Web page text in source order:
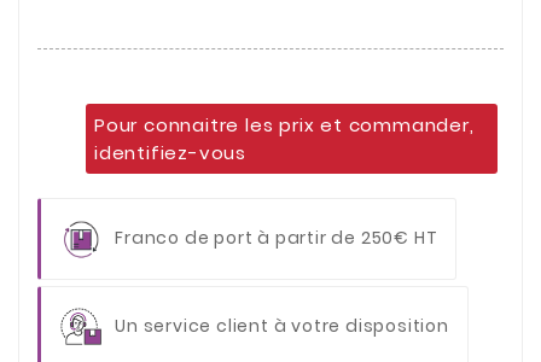
Pour connaitre les prix et commander,
identifiez-vous
Franco de port à partir de 250€ HT
Un service client à votre disposition